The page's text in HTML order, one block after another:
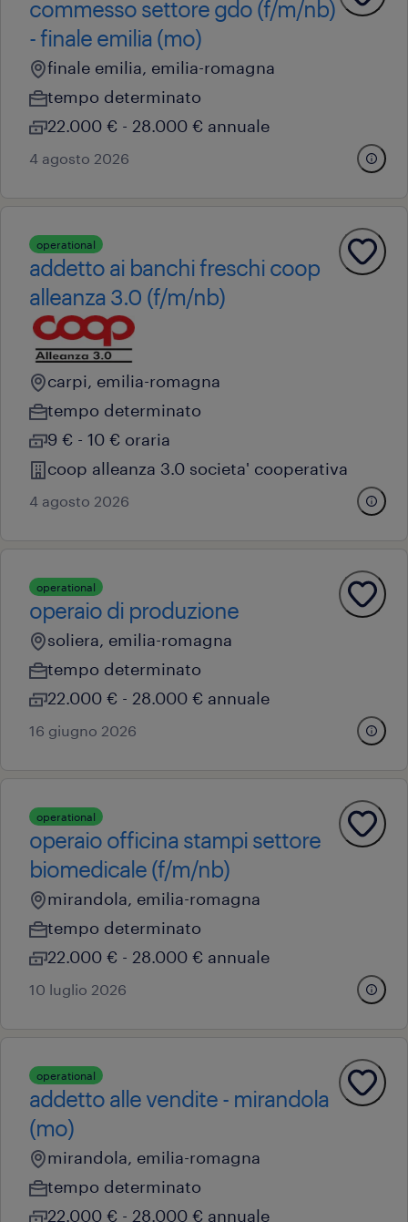
commesso settore gdo (f/m/nb)
- finale emilia (mo)
finale emilia, emilia-romagna
tempo determinato
22.000 € - 28.000 € annuale
4 agosto 2026
operational
addetto ai banchi freschi coop
alleanza 3.0 (f/m/nb)
carpi, emilia-romagna
tempo determinato
9 € - 10 € oraria
coop alleanza 3.0 societa' cooperativa
4 agosto 2026
operational
operaio di produzione
soliera, emilia-romagna
tempo determinato
22.000 € - 28.000 € annuale
16 giugno 2026
operational
operaio officina stampi settore
biomedicale (f/m/nb)
mirandola, emilia-romagna
tempo determinato
22.000 € - 28.000 € annuale
10 luglio 2026
operational
addetto alle vendite - mirandola
(mo)
mirandola, emilia-romagna
tempo determinato
22.000 € - 28.000 € annuale